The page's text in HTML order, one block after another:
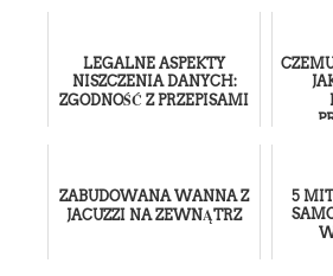
LEGALNE ASPEKTY
NISZCZENIA DANYCH:
ZGODNOŚĆ Z PRZEPISAMI
ZABUDOWANA WANNA Z
JACUZZI NA ZEWNĄTRZ
5